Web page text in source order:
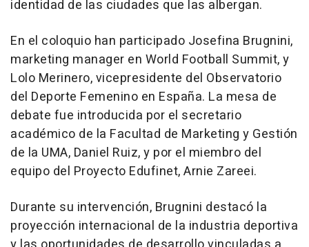
identidad de las ciudades que las albergan.
En el coloquio han participado Josefina Brugnini,
marketing manager en World Football Summit, y
Lolo Merinero, vicepresidente del Observatorio
del Deporte Femenino en España. La mesa de
debate fue introducida por el secretario
académico de la Facultad de Marketing y Gestión
de la UMA, Daniel Ruiz, y por el miembro del
equipo del Proyecto Edufinet, Arnie Zareei.
Durante su intervención, Brugnini destacó la
proyección internacional de la industria deportiva